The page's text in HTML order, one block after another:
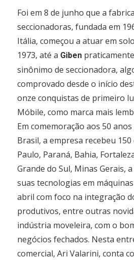
Foi em 8 de junho que a
seccionadoras, fundada em
Itália, começou a atuar em
1973, até a Giben
sinônimo de seccionadora,
comprovado desde o início
onze conquistas de primeiro
Móbile, como marca mais
Em comemoração aos 50
Brasil, a empresa recebeu 150
Paulo, Paraná, Bahia,
Grande do Sul, Minas Gerais,
suas tecnologias em
abril com foco na integração
produtivos, entre outras
indústria moveleira, com o
negócios fechados. Nesta
comercial, Ari Valarini, conta